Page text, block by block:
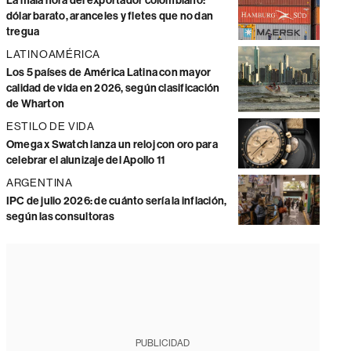
dólar barato, aranceles y fletes que no dan
tregua
LATINOAMÉRICA
Los 5 países de América Latina con mayor
calidad de vida en 2026, según clasificación
de Wharton
ESTILO DE VIDA
Omega x Swatch lanza un reloj con oro para
celebrar el alunizaje del Apollo 11
ARGENTINA
IPC de julio 2026: de cuánto sería la inflación,
según las consultoras
PUBLICIDAD